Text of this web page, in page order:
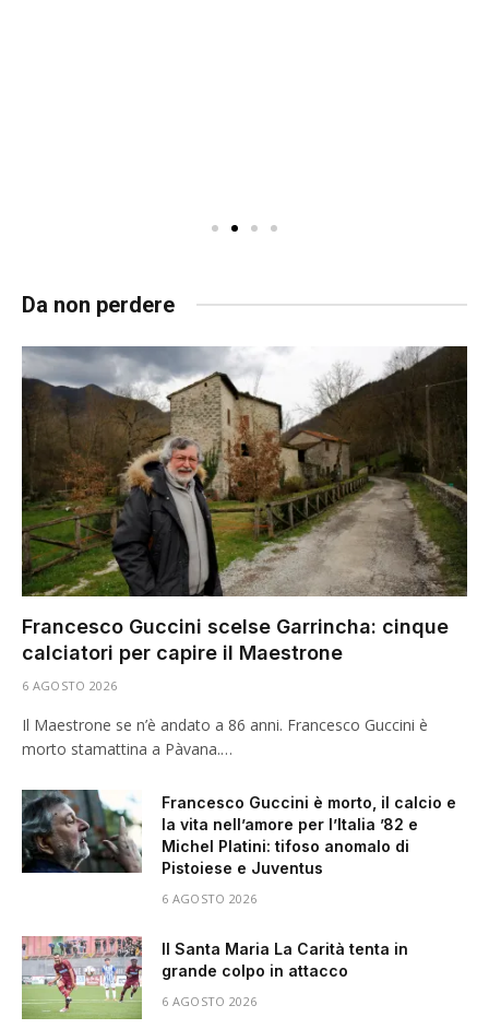
Da non perdere
Francesco Guccini scelse Garrincha: cinque
calciatori per capire il Maestrone
6 AGOSTO 2026
Il Maestrone se n’è andato a 86 anni. Francesco Guccini è
morto stamattina a Pàvana.…
Francesco Guccini è morto, il calcio e
la vita nell’amore per l’Italia ’82 e
Michel Platini: tifoso anomalo di
Pistoiese e Juventus
6 AGOSTO 2026
Il Santa Maria La Carità tenta in
grande colpo in attacco
6 AGOSTO 2026